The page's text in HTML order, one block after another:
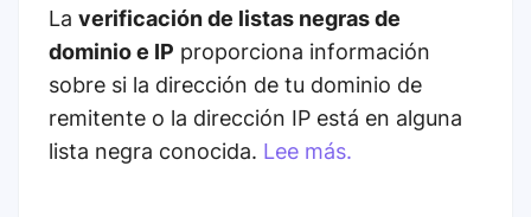
La verificación de listas negras de
dominio e IP proporciona información
sobre si la dirección de tu dominio de
remitente o la dirección IP está en alguna
lista negra conocida. Lee más.